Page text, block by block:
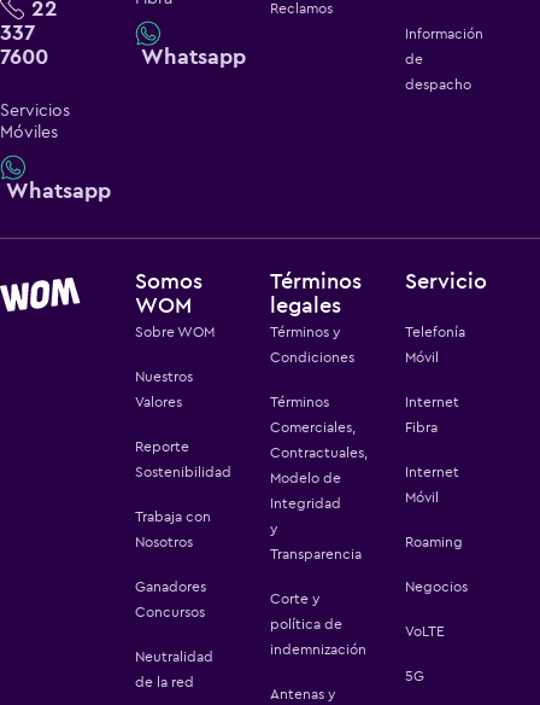
22
337
7600
Servicios
Móviles
Whatsapp
Whatsapp
Reclamos
Información
de
despacho
Somos
WOM
Sobre WOM
Nuestros
Valores
Reporte
Sostenibilidad
Trabaja con
Nosotros
Ganadores
Concursos
Neutralidad
de la red
Términos
legales
Términos y
Condiciones
Términos
Comerciales,
Contractuales,
Modelo de
Integridad
y
Transparencia
Corte y
política de
indemnización
Antenas y
Servicio
Telefonía
Móvil
Internet
Fibra
Internet
Móvil
Roaming
Negocios
VoLTE
5G